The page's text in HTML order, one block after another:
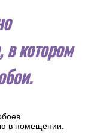
котором
в помещении.